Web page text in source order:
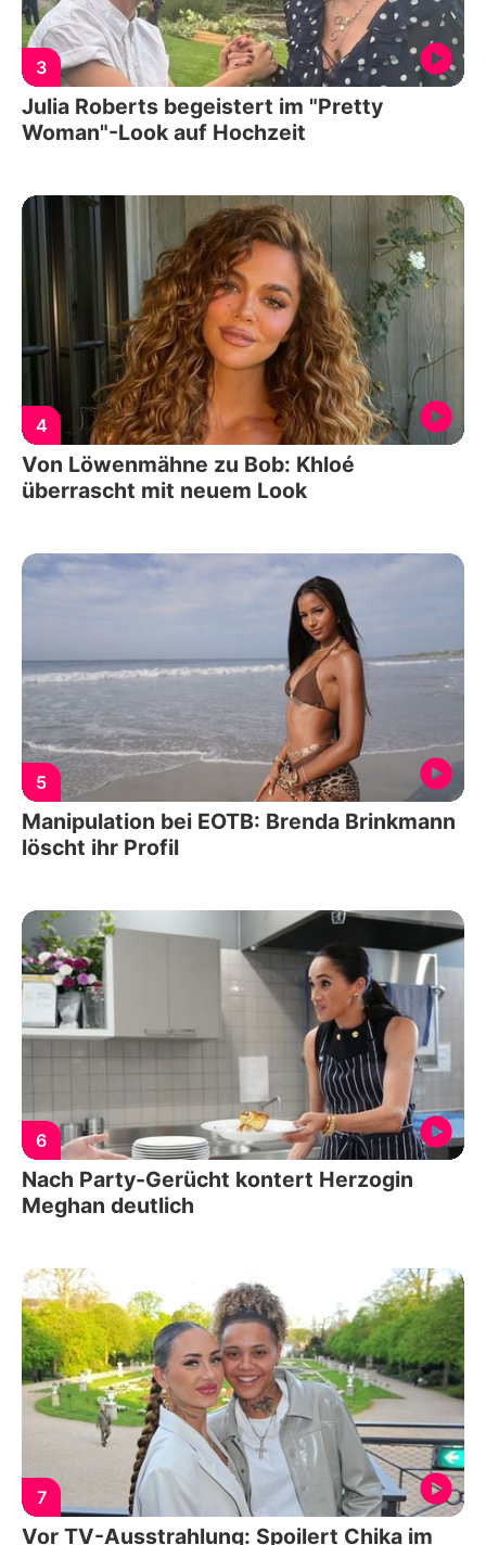
3
Julia Roberts begeistert im "Pretty
Woman"-Look auf Hochzeit
4
Von Löwenmähne zu Bob: Khloé
überrascht mit neuem Look
5
Manipulation bei EOTB: Brenda Brinkmann
löscht ihr Profil
6
Nach Party-Gerücht kontert Herzogin
Meghan deutlich
7
Vor TV-Ausstrahlung: Spoilert Chika im